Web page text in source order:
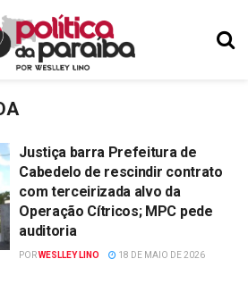
Justiça barra Prefeitura de
Cabedelo de rescindir contrato
com terceirizada alvo da
Operação Cítricos; MPC pede
auditoria
PORWESLLEY LINO 18 DE MAIO DE 2026